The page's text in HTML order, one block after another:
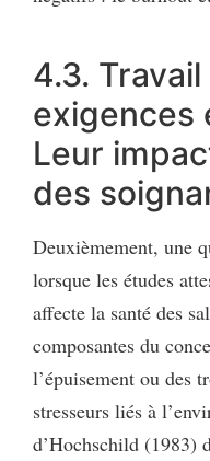
4.3.
exigences
Leur
des
Deuxièmement, une
lorsque les études
affecte la santé des
composantes du
l’épuisement ou des
stresseurs liés à
d’Hochschild (1983)